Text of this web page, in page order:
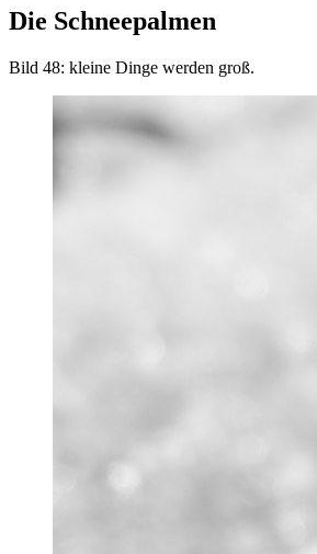
Die Schneepalmen
Bild 48: kleine Dinge werden groß.